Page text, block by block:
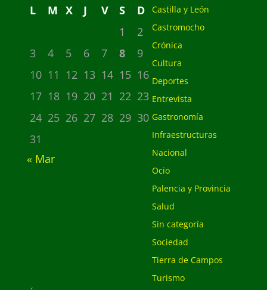
L M X J V S
D
1
2
3
4 5 6 7 8
9
10 11 12 13 14 15 16
17 18 19 20 21 22 23
24 25 26 27 28 29 30
31
« Mar
Castilla y León
Castromocho
Crónica
Cultura
Deportes
Entrevista
Gastronomía
Infraestructuras
Nacional
Ocio
Palencia y Provincia
Salud
Sin categoría
Sociedad
Tierra de Campos
Turismo